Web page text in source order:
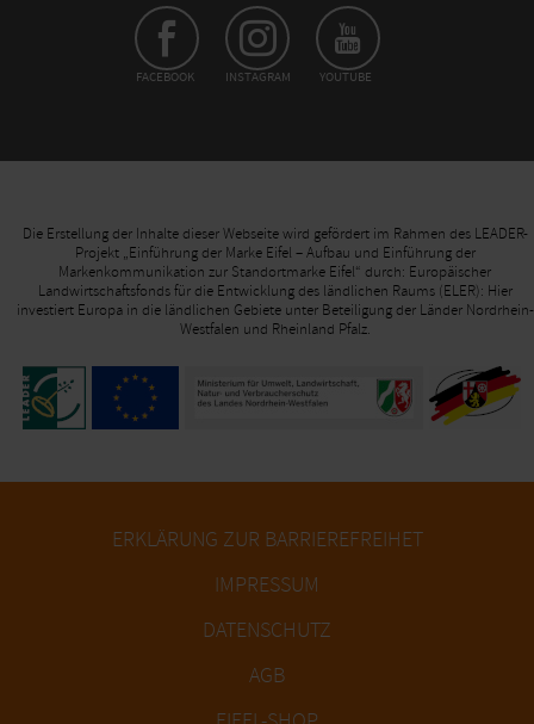
FACEBOOK INSTAGRAM YOUTUBE
Die Erstellung der Inhalte dieser Webseite wird gefördert im Rahmen des LEADER-
Projekt „Einführung der Marke Eifel – Aufbau und Einführung der
Markenkommunikation zur Standortmarke Eifel“ durch: Europäischer
Landwirtschaftsfonds für die Entwicklung des ländlichen Raums (ELER): Hier
investiert Europa in die ländlichen Gebiete unter Beteiligung der Länder Nordrhein-
Westfalen und Rheinland Pfalz.
ERKLÄRUNG ZUR BARRIEREFREIHET
IMPRESSUM
DATENSCHUTZ
AGB